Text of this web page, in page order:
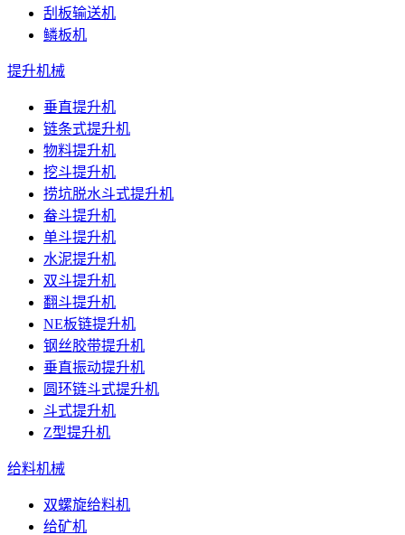
刮板输送机
鳞板机
提升机械
垂直提升机
链条式提升机
物料提升机
挖斗提升机
捞坑脱水斗式提升机
畚斗提升机
单斗提升机
水泥提升机
双斗提升机
翻斗提升机
NE板链提升机
钢丝胶带提升机
垂直振动提升机
圆环链斗式提升机
斗式提升机
Z型提升机
给料机械
双螺旋给料机
给矿机